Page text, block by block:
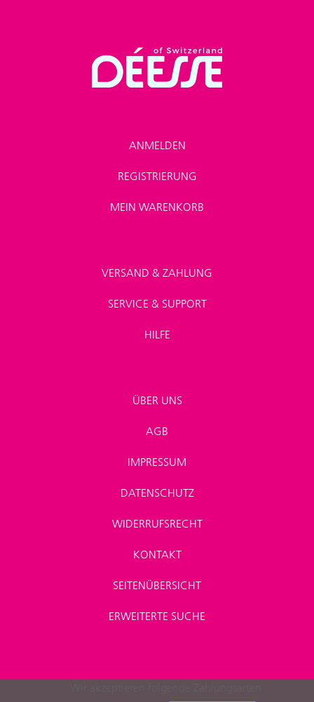
ANMELDEN
REGISTRIERUNG
MEIN WARENKORB
VERSAND & ZAHLUNG
SERVICE & SUPPORT
HILFE
ÜBER UNS
AGB
IMPRESSUM
DATENSCHUTZ
WIDERRUFSRECHT
KONTAKT
SEITENÜBERSICHT
ERWEITERTE SUCHE